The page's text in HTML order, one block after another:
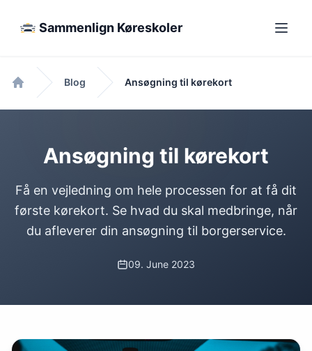
Sammenlign Køreskoler
Forside
Blog Ansøgning til kørekort
Ansøgning til kørekort
Få en vejledning om hele processen for at få dit
første kørekort. Se hvad du skal medbringe, når
du afleverer din ansøgning til borgerservice.
09. June 2023